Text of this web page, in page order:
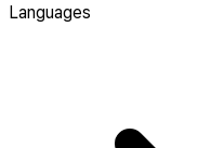
Languages